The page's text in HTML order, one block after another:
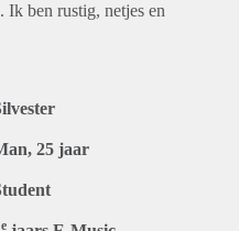
ben rustig, netjes en
25 jaar
e